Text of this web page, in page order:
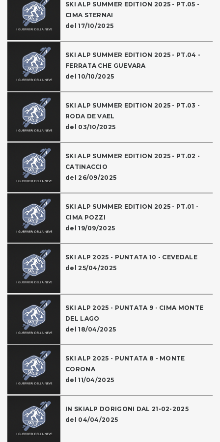
SKI ALP SUMMER EDITION 2025 - PT.05 -
CIMA STERNAI
del 17/10/2025
SKI ALP SUMMER EDITION 2025 - PT.04 -
FERRATA CHE GUEVARA
del 10/10/2025
SKI ALP SUMMER EDITION 2025 - PT.03 -
RODA DE VAEL
del 03/10/2025
SKI ALP SUMMER EDITION 2025 - PT.02 -
CATINACCIO
del 26/09/2025
SKI ALP SUMMER EDITION 2025 - PT.01 -
CIMA POZZI
del 19/09/2025
SKI ALP 2025 - PUNTATA 10 - CEVEDALE
del 25/04/2025
SKI ALP 2025 - PUNTATA 9 - CIMA MONTE
DEL LAGO
del 18/04/2025
SKI ALP 2025 - PUNTATA 8 - MONTE
CORONA
del 11/04/2025
IN SKIALP DORIGONI DAL 21-02-2025
del 04/04/2025